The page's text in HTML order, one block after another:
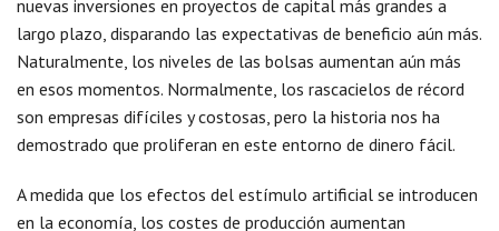
nuevas inversiones en proyectos de capital más grandes a
largo plazo, disparando las expectativas de beneficio aún más.
Naturalmente, los niveles de las bolsas aumentan aún más
en esos momentos. Normalmente, los rascacielos de récord
son empresas difíciles y costosas, pero la historia nos ha
demostrado que proliferan en este entorno de dinero fácil.
A medida que los efectos del estímulo artificial se introducen
en la economía, los costes de producción aumentan